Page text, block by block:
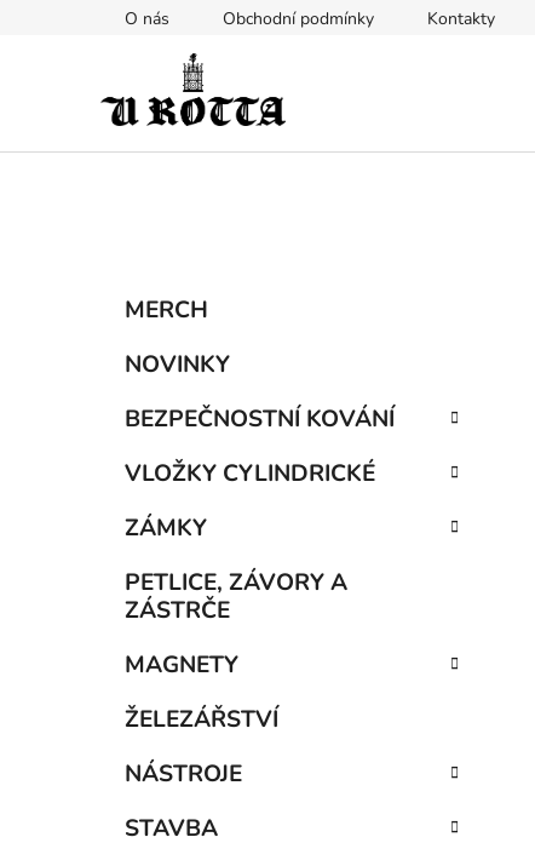
O nás Obchodní podmínky Kontakty
Přeskočit
kategorie
MERCH
NOVINKY
BEZPEČNOSTNÍ KOVÁNÍ
VLOŽKY CYLINDRICKÉ
ZÁMKY
PETLICE, ZÁVORY A
ZÁSTRČE
MAGNETY
ŽELEZÁŘSTVÍ
NÁSTROJE
STAVBA